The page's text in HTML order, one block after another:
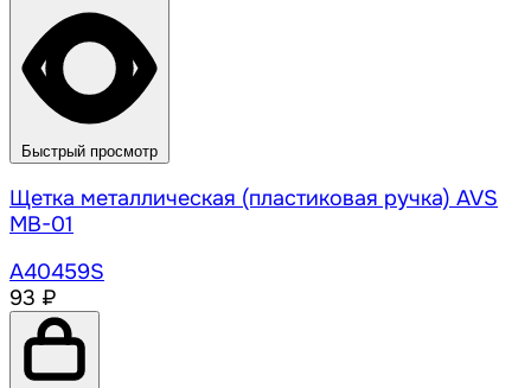
Быстрый просмотр
Щетка металлическая (пластиковая ручка) AVS
MB-01
A40459S
93 ₽